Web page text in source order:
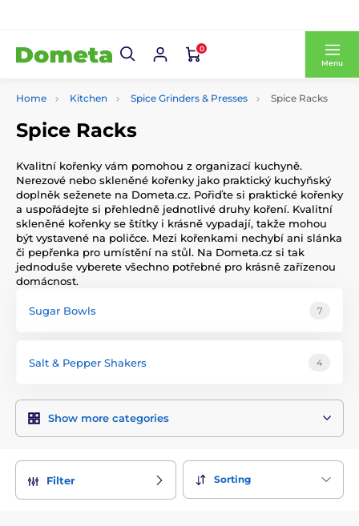
0
Menu
Home Kitchen Spice Grinders & Presses Spice Racks
Spice Racks
Kvalitní kořenky vám pomohou z organizací kuchyně.
Nerezové nebo skleněné kořenky jako praktický kuchyňský
doplněk seženete na Dometa.cz. Pořiďte si praktické kořenky
a uspořádejte si přehledně jednotlivé druhy koření. Kvalitní
skleněné kořenky se štítky i krásně vypadají, takže mohou
být vystavené na poličce. Mezi kořenkami nechybí ani slánka
či pepřenka pro umístění na stůl. Na Dometa.cz si tak
jednoduše vyberete všechno potřebné pro krásně zařízenou
domácnost.
Sugar Bowls 7
Salt & Pepper Shakers 4
Show more categories
Filter Sorting